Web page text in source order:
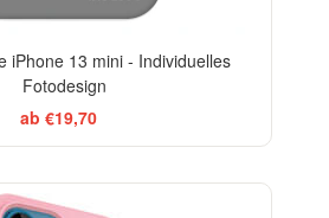
iPhone 13 mini - Individuelles
Fotodesign
ab €19,70